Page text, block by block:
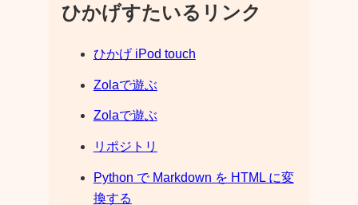
ひかげすたいるリンク
ひかげ iPod touch
Zolaで遊ぶ
Zolaで遊ぶ
リポジトリ
Python で Markdown を HTML に変
換する